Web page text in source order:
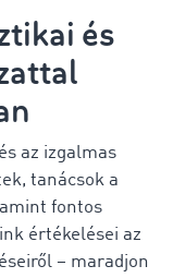
és
az izgalmas
tanácsok a
fontos
értékelései az
– maradjon